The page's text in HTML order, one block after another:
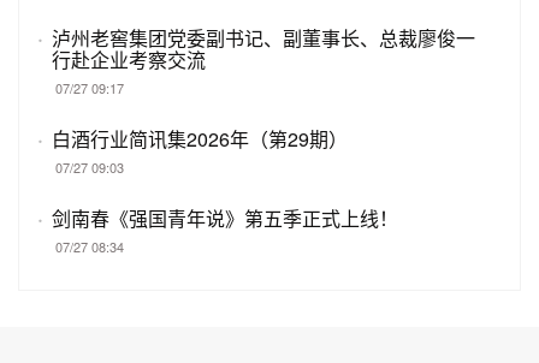
· 泸州老窖集团党委副书记、副董事长、总裁廖俊一
行赴企业考察交流
07/27 09:17
· 白酒行业简讯集2026年（第29期）
07/27 09:03
· 剑南春《强国青年说》第五季正式上线！
07/27 08:34